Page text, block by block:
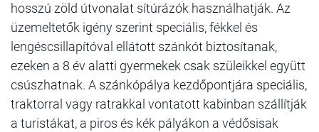
hosszú zöld útvonalat sítúrázók használhatják. Az
üzemeltetők igény szerint speciális, fékkel és
lengéscsillapítóval ellátott szánkót biztosítanak,
ezeken a 8 év alatti gyermekek csak szüleikkel együtt
csúszhatnak. A szánkópálya kezdőpontjára speciális,
traktorral vagy ratrakkal vontatott kabinban szállítják
a turistákat, a piros és kék pályákon a védősisak